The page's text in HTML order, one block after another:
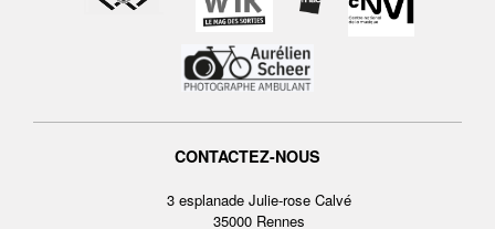
CONTACTEZ-NOUS
3 esplanade Julie-rose Calvé
35000 Rennes